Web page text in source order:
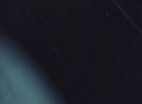
Bacon Prime 10g